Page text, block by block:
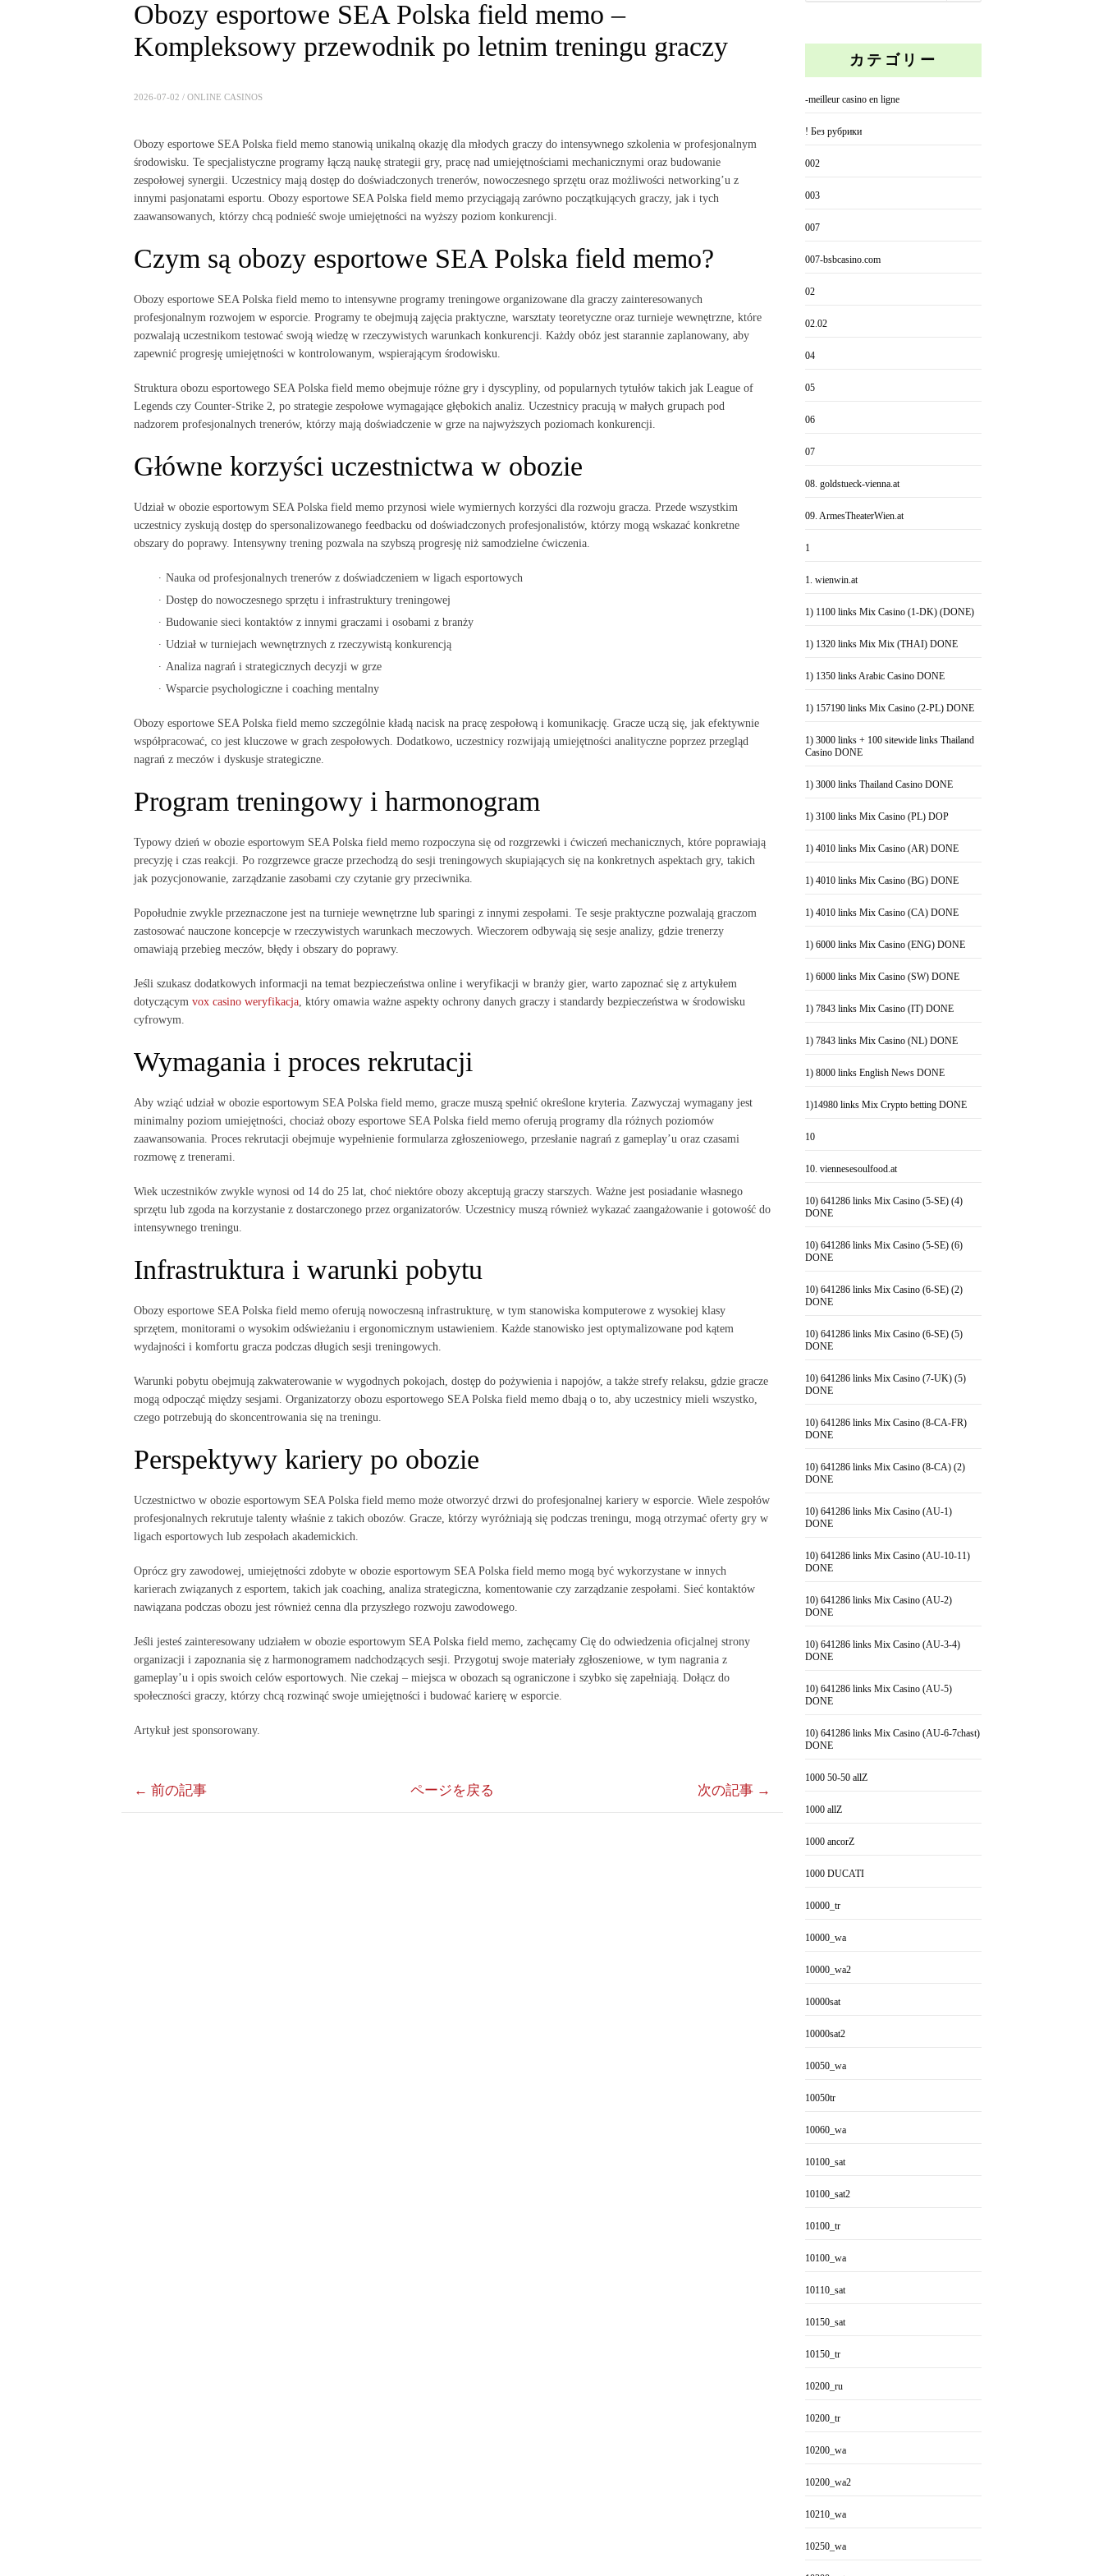
Obozy esportowe SEA Polska field memo –
Kompleksowy przewodnik po letnim treningu graczy
2026-07-02 / ONLINE CASINOS
Obozy esportowe SEA Polska field memo stanowią unikalną okazję dla młodych graczy do intensywnego szkolenia w profesjonalnym
środowisku. Te specjalistyczne programy łączą naukę strategii gry, pracę nad umiejętnościami mechanicznymi oraz budowanie
zespołowej synergii. Uczestnicy mają dostęp do doświadczonych trenerów, nowoczesnego sprzętu oraz możliwości networking’u z
innymi pasjonatami esportu. Obozy esportowe SEA Polska field memo przyciągają zarówno początkujących graczy, jak i tych
zaawansowanych, którzy chcą podnieść swoje umiejętności na wyższy poziom konkurencji.
Czym są obozy esportowe SEA Polska field memo?
Obozy esportowe SEA Polska field memo to intensywne programy treningowe organizowane dla graczy zainteresowanych
profesjonalnym rozwojem w esporcie. Programy te obejmują zajęcia praktyczne, warsztaty teoretyczne oraz turnieje wewnętrzne, które
pozwalają uczestnikom testować swoją wiedzę w rzeczywistych warunkach konkurencji. Każdy obóz jest starannie zaplanowany, aby
zapewnić progresję umiejętności w kontrolowanym, wspierającym środowisku.
Struktura obozu esportowego SEA Polska field memo obejmuje różne gry i dyscypliny, od popularnych tytułów takich jak League of
Legends czy Counter-Strike 2, po strategie zespołowe wymagające głębokich analiz. Uczestnicy pracują w małych grupach pod
nadzorem profesjonalnych trenerów, którzy mają doświadczenie w grze na najwyższych poziomach konkurencji.
Główne korzyści uczestnictwa w obozie
Udział w obozie esportowym SEA Polska field memo przynosi wiele wymiernych korzyści dla rozwoju gracza. Przede wszystkim
uczestnicy zyskują dostęp do spersonalizowanego feedbacku od doświadczonych profesjonalistów, którzy mogą wskazać konkretne
obszary do poprawy. Intensywny trening pozwala na szybszą progresję niż samodzielne ćwiczenia.
Nauka od profesjonalnych trenerów z doświadczeniem w ligach esportowych
Dostęp do nowoczesnego sprzętu i infrastruktury treningowej
Budowanie sieci kontaktów z innymi graczami i osobami z branży
Udział w turniejach wewnętrznych z rzeczywistą konkurencją
Analiza nagrań i strategicznych decyzji w grze
Wsparcie psychologiczne i coaching mentalny
Obozy esportowe SEA Polska field memo szczególnie kładą nacisk na pracę zespołową i komunikację. Gracze uczą się, jak efektywnie
współpracować, co jest kluczowe w grach zespołowych. Dodatkowo, uczestnicy rozwijają umiejętności analityczne poprzez przegląd
nagrań z meczów i dyskusje strategiczne.
Program treningowy i harmonogram
Typowy dzień w obozie esportowym SEA Polska field memo rozpoczyna się od rozgrzewki i ćwiczeń mechanicznych, które poprawiają
precyzję i czas reakcji. Po rozgrzewce gracze przechodzą do sesji treningowych skupiających się na konkretnych aspektach gry, takich
jak pozycjonowanie, zarządzanie zasobami czy czytanie gry przeciwnika.
Popołudnie zwykle przeznaczone jest na turnieje wewnętrzne lub sparingi z innymi zespołami. Te sesje praktyczne pozwalają graczom
zastosować nauczone koncepcje w rzeczywistych warunkach meczowych. Wieczorem odbywają się sesje analizy, gdzie trenerzy
omawiają przebieg meczów, błędy i obszary do poprawy.
Jeśli szukasz dodatkowych informacji na temat bezpieczeństwa online i weryfikacji w branży gier, warto zapoznać się z artykułem
dotyczącym vox casino weryfikacja, który omawia ważne aspekty ochrony danych graczy i standardy bezpieczeństwa w środowisku
cyfrowym.
Wymagania i proces rekrutacji
Aby wziąć udział w obozie esportowym SEA Polska field memo, gracze muszą spełnić określone kryteria. Zazwyczaj wymagany jest
minimalny poziom umiejętności, chociaż obozy esportowe SEA Polska field memo oferują programy dla różnych poziomów
zaawansowania. Proces rekrutacji obejmuje wypełnienie formularza zgłoszeniowego, przesłanie nagrań z gameplay’u oraz czasami
rozmowę z trenerami.
Wiek uczestników zwykle wynosi od 14 do 25 lat, choć niektóre obozy akceptują graczy starszych. Ważne jest posiadanie własnego
sprzętu lub zgoda na korzystanie z dostarczonego przez organizatorów. Uczestnicy muszą również wykazać zaangażowanie i gotowość do
intensywnego treningu.
Infrastruktura i warunki pobytu
Obozy esportowe SEA Polska field memo oferują nowoczesną infrastrukturę, w tym stanowiska komputerowe z wysokiej klasy
sprzętem, monitorami o wysokim odświeżaniu i ergonomicznym ustawieniem. Każde stanowisko jest optymalizowane pod kątem
wydajności i komfortu gracza podczas długich sesji treningowych.
Warunki pobytu obejmują zakwaterowanie w wygodnych pokojach, dostęp do pożywienia i napojów, a także strefy relaksu, gdzie gracze
mogą odpocząć między sesjami. Organizatorzy obozu esportowego SEA Polska field memo dbają o to, aby uczestnicy mieli wszystko,
czego potrzebują do skoncentrowania się na treningu.
Perspektywy kariery po obozie
Uczestnictwo w obozie esportowym SEA Polska field memo może otworzyć drzwi do profesjonalnej kariery w esporcie. Wiele zespołów
profesjonalnych rekrutuje talenty właśnie z takich obozów. Gracze, którzy wyróżniają się podczas treningu, mogą otrzymać oferty gry w
ligach esportowych lub zespołach akademickich.
Oprócz gry zawodowej, umiejętności zdobyte w obozie esportowym SEA Polska field memo mogą być wykorzystane w innych
karierach związanych z esportem, takich jak coaching, analiza strategiczna, komentowanie czy zarządzanie zespołami. Sieć kontaktów
nawiązana podczas obozu jest również cenna dla przyszłego rozwoju zawodowego.
Jeśli jesteś zainteresowany udziałem w obozie esportowym SEA Polska field memo, zachęcamy Cię do odwiedzenia oficjalnej strony
organizacji i zapoznania się z harmonogramem nadchodzących sesji. Przygotuj swoje materiały zgłoszeniowe, w tym nagrania z
gameplay’u i opis swoich celów esportowych. Nie czekaj – miejsca w obozach są ograniczone i szybko się zapełniają. Dołącz do
społeczności graczy, którzy chcą rozwinąć swoje umiejętności i budować karierę w esporcie.
Artykuł jest sponsorowany.
← 前の記事 ページを戻る 次の記事 →
カテゴリー
-meilleur casino en ligne
! Без рубрики
002
003
007
007-bsbcasino.com
02
02.02
04
05
06
07
08. goldstueck-vienna.at
09. ArmesTheaterWien.at
1
1. wienwin.at
1) 1100 links Mix Casino (1-DK) (DONE)
1) 1320 links Mix Mix (THAI) DONE
1) 1350 links Arabic Casino DONE
1) 157190 links Mix Casino (2-PL) DONE
1) 3000 links + 100 sitewide links Thailand
Casino DONE
1) 3000 links Thailand Casino DONE
1) 3100 links Mix Casino (PL) DOP
1) 4010 links Mix Casino (AR) DONE
1) 4010 links Mix Casino (BG) DONE
1) 4010 links Mix Casino (CA) DONE
1) 6000 links Mix Casino (ENG) DONE
1) 6000 links Mix Casino (SW) DONE
1) 7843 links Mix Casino (IT) DONE
1) 7843 links Mix Casino (NL) DONE
1) 8000 links English News DONE
1)14980 links Mix Crypto betting DONE
10
10. viennesesoulfood.at
10) 641286 links Mix Casino (5-SE) (4)
DONE
10) 641286 links Mix Casino (5-SE) (6)
DONE
10) 641286 links Mix Casino (6-SE) (2)
DONE
10) 641286 links Mix Casino (6-SE) (5)
DONE
10) 641286 links Mix Casino (7-UK) (5)
DONE
10) 641286 links Mix Casino (8-CA-FR)
DONE
10) 641286 links Mix Casino (8-CA) (2)
DONE
10) 641286 links Mix Casino (AU-1)
DONE
10) 641286 links Mix Casino (AU-10-11)
DONE
10) 641286 links Mix Casino (AU-2)
DONE
10) 641286 links Mix Casino (AU-3-4)
DONE
10) 641286 links Mix Casino (AU-5)
DONE
10) 641286 links Mix Casino (AU-6-7chast)
DONE
1000 50-50 allZ
1000 allZ
1000 ancorZ
1000 DUCATI
10000_tr
10000_wa
10000_wa2
10000sat
10000sat2
10050_wa
10050tr
10060_wa
10100_sat
10100_sat2
10100_tr
10100_wa
10110_sat
10150_sat
10150_tr
10200_ru
10200_tr
10200_wa
10200_wa2
10210_wa
10250_wa